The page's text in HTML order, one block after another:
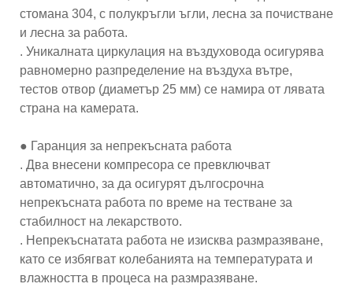
стомана 304, с полукръгли ъгли, лесна за почистване
и лесна за работа.
. Уникалната циркулация на въздуховода осигурява
равномерно разпределение на въздуха вътре,
тестов отвор (диаметър 25 мм) се намира от лявата
страна на камерата.
● Гаранция за непрекъсната работа
. Два внесени компресора се превключват
автоматично, за да осигурят дългосрочна
непрекъсната работа по време на тестване за
стабилност на лекарството.
. Непрекъснатата работа не изисква размразяване,
като се избягват колебанията на температурата и
влажността в процеса на размразяване.